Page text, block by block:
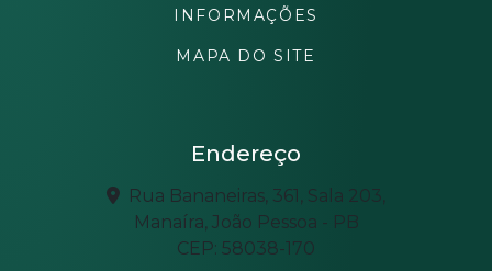
INFORMAÇÕES
MAPA DO SITE
Endereço
Rua Bananeiras, 361, Sala 203,
Manaíra, João Pessoa - PB
CEP: 58038-170